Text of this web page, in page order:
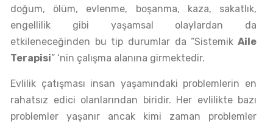
doğum, ölüm, evlenme, boşanma, kaza, sakatlık,
engellilik gibi yaşamsal olaylardan da
etkileneceğinden bu tip durumlar da “Sistemik Aile
Terapisi” ‘nin çalışma alanına girmektedir.
Evlilik çatışması insan yaşamındaki problemlerin en
rahatsız edici olanlarından biridir. Her evlilikte bazı
problemler yaşanır ancak kimi zaman problemler